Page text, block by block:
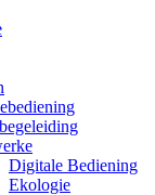
Digitale Bediening
Ekologie